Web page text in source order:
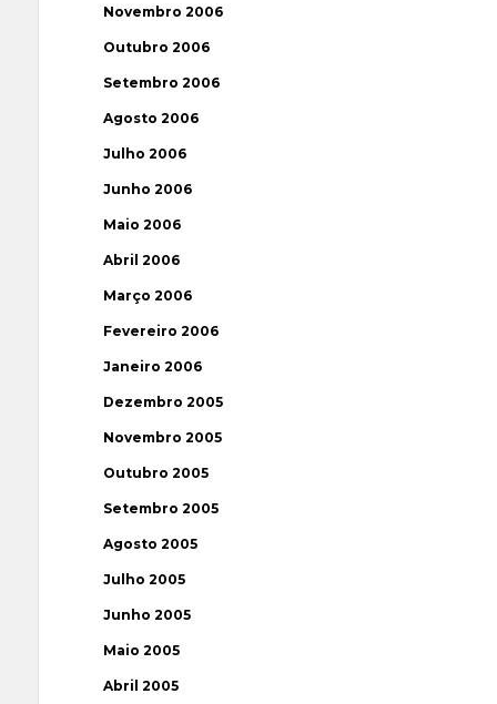
Novembro 2006
Outubro 2006
Setembro 2006
Agosto 2006
Julho 2006
Junho 2006
Maio 2006
Abril 2006
Março 2006
Fevereiro 2006
Janeiro 2006
Dezembro 2005
Novembro 2005
Outubro 2005
Setembro 2005
Agosto 2005
Julho 2005
Junho 2005
Maio 2005
Abril 2005